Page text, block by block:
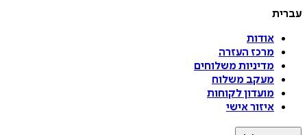
עברית
אודות
מרכז העזרה
מדיניות משלוחים
מעקב משלוח
מועדון לקוחות
איזור אישי